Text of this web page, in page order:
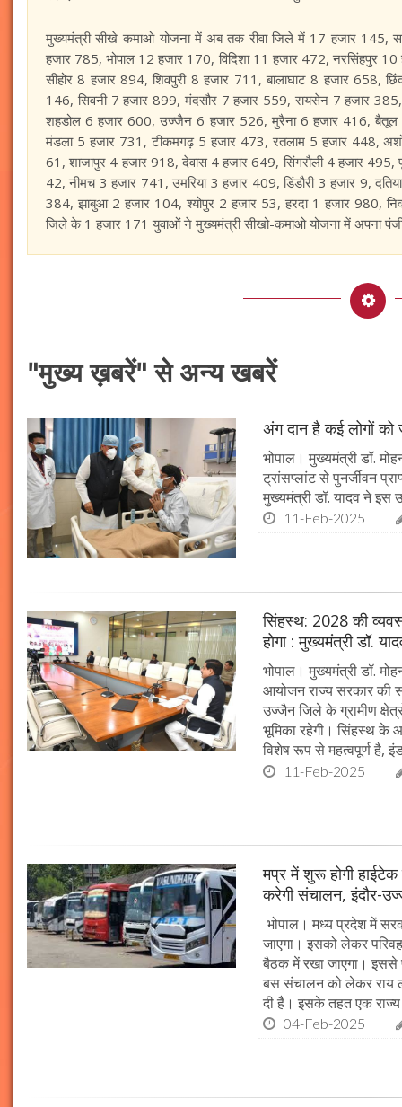
मुख्यमंत्री सीखे-कमाओ योजना में अब तक रीवा जिले में 17 हजार
हजार 785, भोपाल 12 हजार 170, विदिशा 11 हजार 472, नरसिंहपुर
सीहोर 8 हजार 894, शिवपुरी 8 हजार 711, बालाघाट 8 हजार 658,
146, सिवनी 7 हजार 899, मंदसौर 7 हजार 559, रायसेन 7 हजार
शहडोल 6 हजार 600, उज्जैन 6 हजार 526, मुरैना 6 हजार 416, बैतूल
मंडला 5 हजार 731, टीकमगढ़ 5 हजार 473, रतलाम 5 हजार 448,
61, शाजापुर 4 हजार 918, देवास 4 हजार 649, सिंगरौली 4 हजार 495,
42, नीमच 3 हजार 741, उमरिया 3 हजार 409, डिंडौरी 3 हजार 9,
384, झाबुआ 2 हजार 104, श्योपुर 2 हजार 53, हरदा 1 हजार 980,
जिले के 1 हजार 171 युवाओं ने मुख्यमंत्री सीखो-कमाओ योजना में अपना
"मुख्य ख़बरें" से अन्य खबरें
अंग दान है कई लोगों को
भोपाल। मुख्यमंत्री डॉ.
ट्रांसप्लांट से पुनर्जीवन
मुख्यमंत्री डॉ. यादव ने इस
11-Feb-2025
सिंहस्थ: 2028 की
होगा : मुख्यमंत्री डॉ.
भोपाल। मुख्यमंत्री डॉ.
आयोजन राज्य सरकार की
उज्जैन जिले के ग्रामीण
भूमिका रहेगी। सिंहस्थ के
विशेष रूप से महत्वपूर्ण है,
11-Feb-2025
मप्र में शुरू होगी
करेगी संचालन, इंदौर-
भोपाल। मध्य प्रदेश में
जाएगा। इसको लेकर
बैठक में रखा जाएगा। इससे
बस संचालन को लेकर राय
दी है। इसके तहत एक
04-Feb-2025